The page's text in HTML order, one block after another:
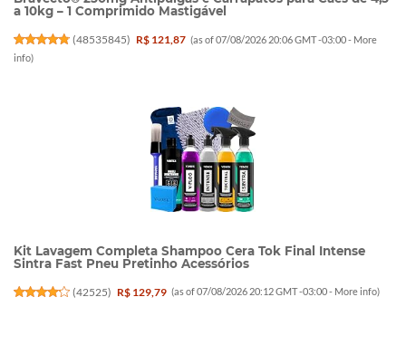
a 10kg – 1 Comprimido Mastigável
(48535845) R$ 121,87 (as of 07/08/2026 20:06 GMT -03:00 - More
info)
Kit Lavagem Completa Shampoo Cera Tok Final Intense
Sintra Fast Pneu Pretinho Acessórios
(42525) R$ 129,79 (as of 07/08/2026 20:12 GMT -03:00 - More info)